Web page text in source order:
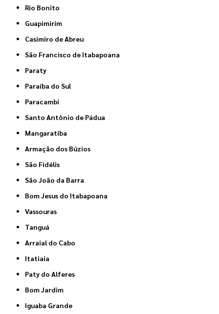
Rio Bonito
Guapimirim
Casimiro de Abreu
São Francisco de Itabapoana
Paraty
Paraíba do Sul
Paracambi
Santo Antônio de Pádua
Mangaratiba
Armação dos Búzios
São Fidélis
São João da Barra
Bom Jesus do Itabapoana
Vassouras
Tanguá
Arraial do Cabo
Itatiaia
Paty do Alferes
Bom Jardim
Iguaba Grande